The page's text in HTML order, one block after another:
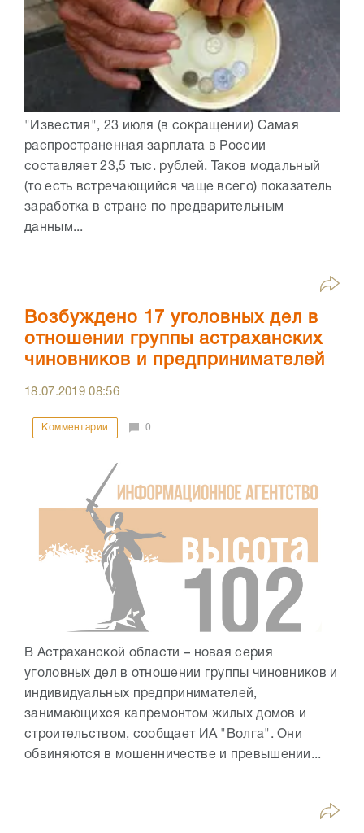
"Известия", 23 июля (в сокращении) Самая
распространенная зарплата в России
составляет 23,5 тыс. рублей. Таков модальный
(то есть встречающийся чаще всего) показатель
заработка в стране по предварительным
данным...
Возбуждено 17 уголовных дел в
отношении группы астраханских
чиновников и предпринимателей
18.07.201908:56
Комментарии 0
В Астраханской области – новая серия
уголовных дел в отношении группы чиновников и
индивидуальных предпринимателей,
занимающихся капремонтом жилых домов и
строительством, сообщает ИА "Волга". Они
обвиняются в мошенничестве и превышении...